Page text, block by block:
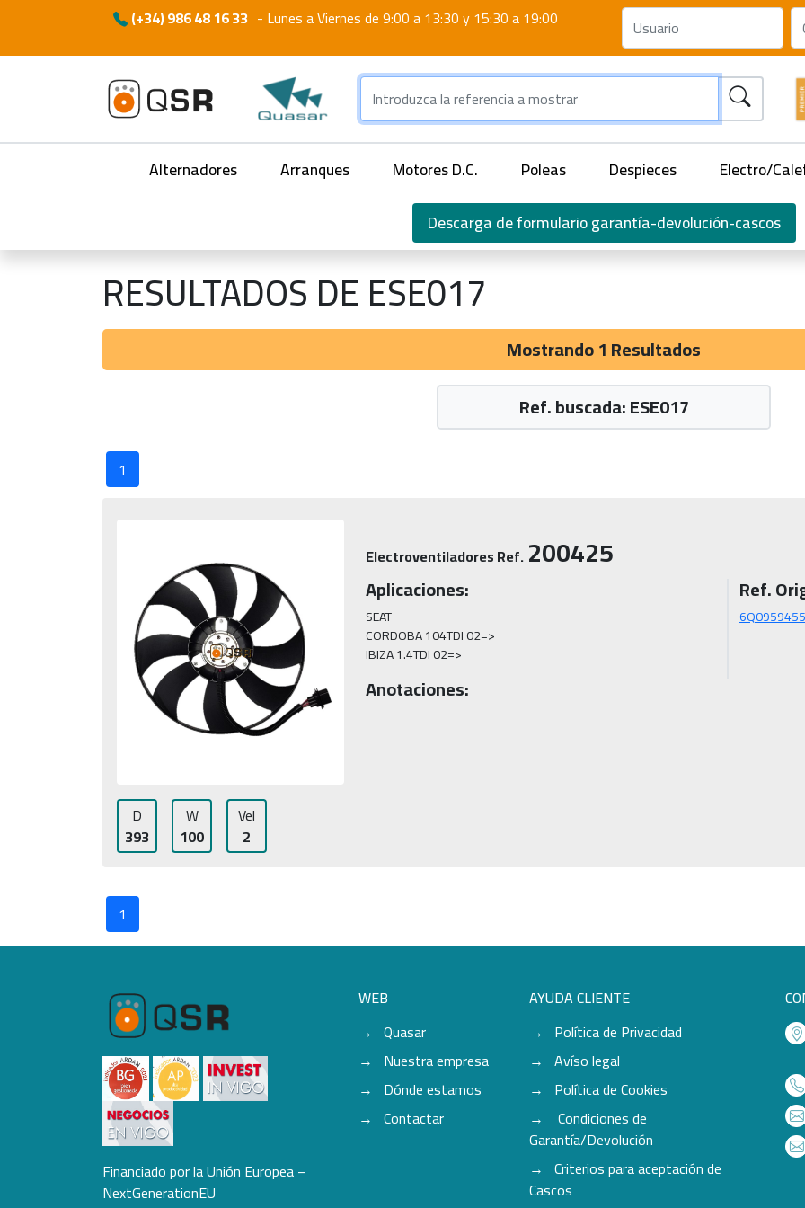
(+34) 986 48 16 33 - Lunes a Viernes de 9:00 a 13:30 y 15:30 a 19:00
Alternadores Arranques Motores D.C. Poleas Despieces Electro/
Descarga de formulario garantía-devolución-cascos
RESULTADOS DE ESE017
Mostrando 1 Resultados
Ref. buscada: ESE017
1
D
393
W
100
Vel
2
Electroventiladores Ref. 200425
Aplicaciones:
SEAT
CORDOBA 104TDI 02=>
IBIZA 1.4TDI 02=>
Ref.
Anotaciones:
1
Financiado por la Unión Europea –
NextGenerationEU
WEB
Quasar
Nuestra empresa
Dónde estamos
Contactar
AYUDA CLIENTE
Política de Privacidad
Avíso legal
Política de Cookies
Condiciones de
Garantía/Devolución
Criterios para aceptación de
Cascos